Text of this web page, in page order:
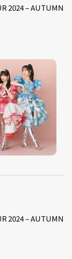
2024 – AUTUMN
2024 – AUTUMN